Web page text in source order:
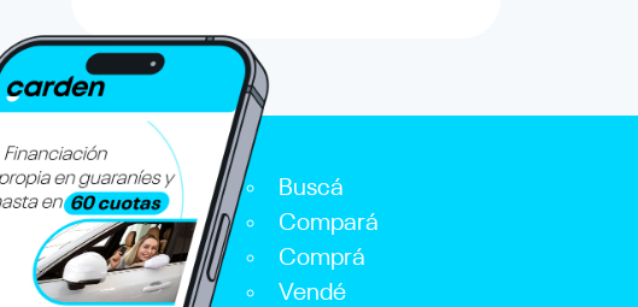
Buscá
Compará
Comprá
Vendé